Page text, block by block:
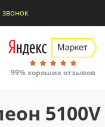
звонок
99% хороших отзывов
5100V